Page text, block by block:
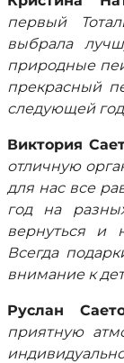
первый
выбрала
природные
прекрасный
следующей
Виктория
отличную
для нас все
год на
вернуться и
Всегда
внимание к
Руслан
приятную